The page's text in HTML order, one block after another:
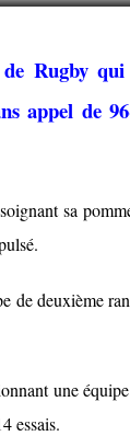
Rugby qui
appel de
sa
de deuxième
une
essais.